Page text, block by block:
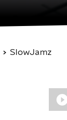
SlowJamz